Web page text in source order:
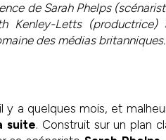
de Sarah Phelps
Kenley-Letts (productrice)
des médias britanniques.
y a quelques mois, et
suite. Construit sur un plan